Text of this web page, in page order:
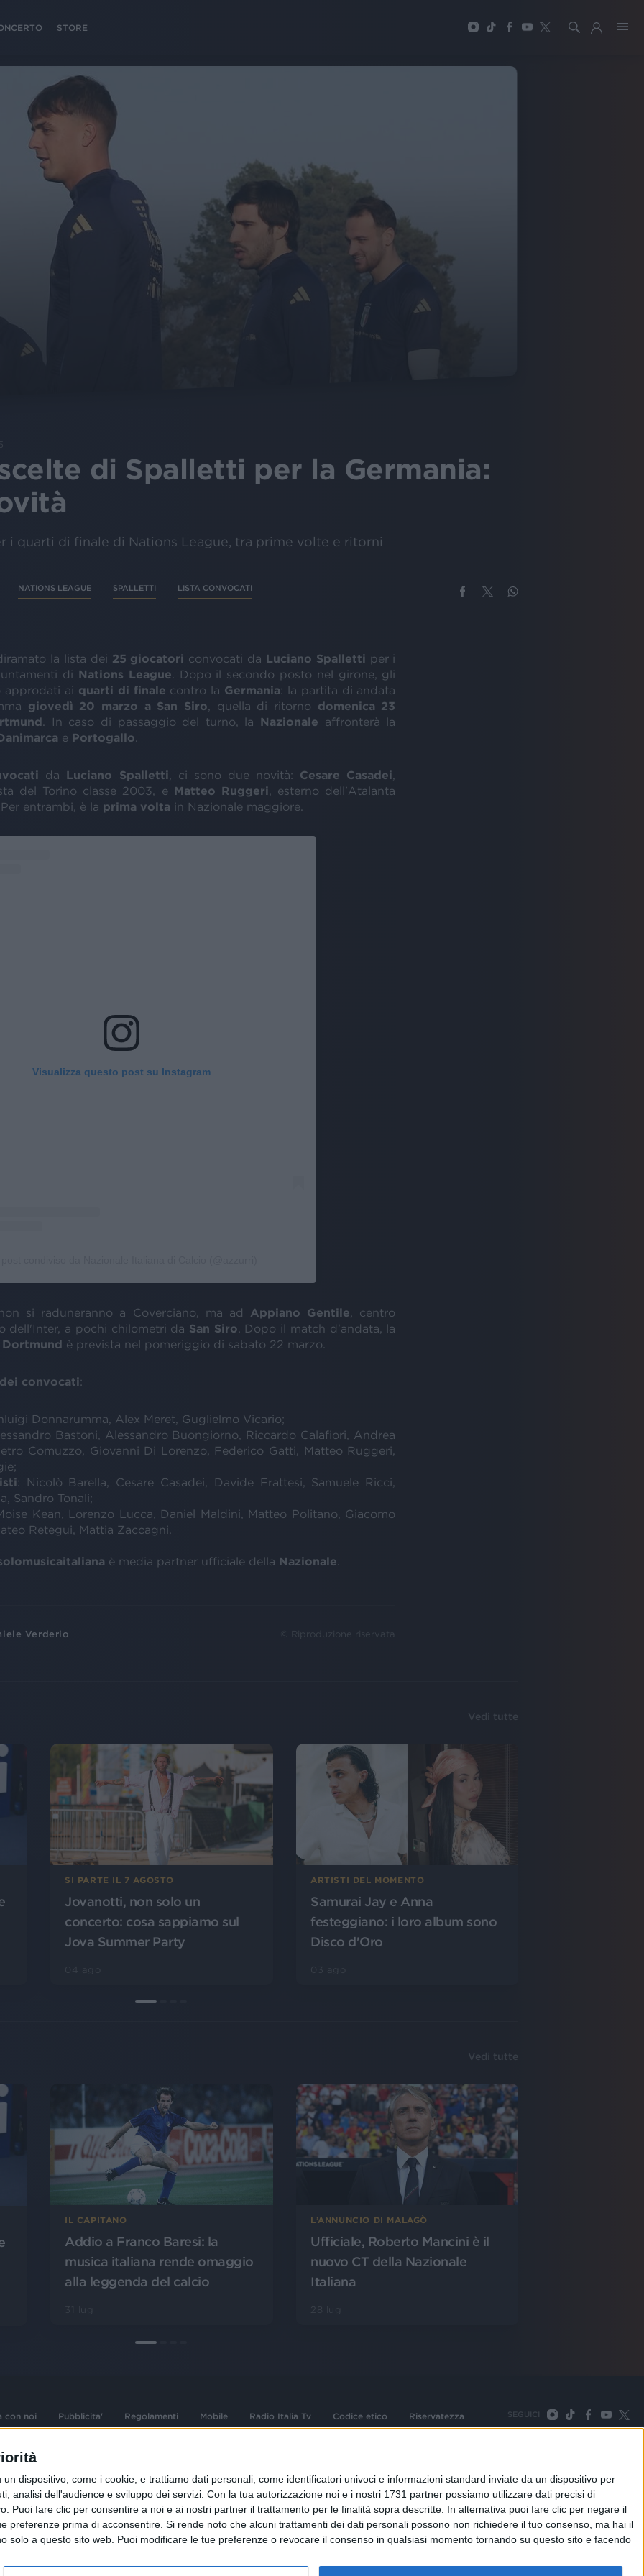
dispositivo, come i cookie, e trattiamo dati personali, come identificatori univoci e informazioni standard inviate da un dispositivo per
analisi dell'audience e sviluppo dei servizi. Con la tua autorizzazione noi e i nostri 1731 partner possiamo utilizzare dati precisi di
Puoi fare clic per consentire a noi e ai nostri partner il trattamento per le finalità sopra descritte. In alternativa puoi fare clic per negare il
preferenze prima di acconsentire. Si rende noto che alcuni trattamenti dei dati personali possono non richiedere il tuo consenso, ma hai il
a questo sito web. Puoi modificare le tue preferenze o revocare il consenso in qualsiasi momento tornando su questo sito e facendo
STORE
di Spalletti per la Germania:
i quarti di finale di Nations League, tra prime volte e ritorni
NATIONS LEAGUE SPALLETTI LISTA CONVOCATI
la lista dei 25 giocatori convocati da Luciano Spalletti per i
di Nations League . Dopo il secondo posto nel girone, gli
ai quarti di finale contro la Germania: la partita di andata
giovedì 20 marzo a San Siro , quella di ritorno domenica 23
. In caso di passaggio del turno, la Nazionale affronterà la
e Portogallo
da Luciano Spalletti , ci sono due novità: Cesare Casadei
del Torino classe 2003, e Matteo Ruggeri , esterno dell'Atalanta
entrambi, è la prima volta in Nazionale maggiore.
Visualizza questo post su Instagram
si raduneranno a Coverciano, ma ad Appiano Gentile , centro
dell'Inter, a pochi chilometri da San Siro . Dopo il match d'andata, la
Dortmund è prevista nel pomeriggio di sabato 22 marzo.
convocati:
Donnarumma, Alex Meret, Guglielmo Vicario;
Bastoni, Alessandro Buongiorno, Riccardo Calafiori, Andrea
Comuzzo, Giovanni Di Lorenzo, Federico Gatti, Matteo Ruggeri,
: Nicolò Barella, Cesare Casadei, Davide Frattesi, Samuele Ricci,
Sandro Tonali;
Kean, Lorenzo Lucca, Daniel Maldini, Matteo Politano, Giacomo
Retegui, Mattia Zaccagni.
è media partner ufficiale della Nazionale
Verderio © Riproduzione riservata
Vedi tutte
SI PARTE IL 7 AGOSTO
Jovanotti, non solo un
concerto: cosa sappiamo sul
Jova Summer Party
ARTISTI DEL MOMENTO
Samurai Jay e Anna
festeggiano: i loro album sono
Disco d'Oro
Vedi tutte
IL CAPITANO
Addio a Franco Baresi: la
musica italiana rende omaggio
alla leggenda del calcio
L’ANNUNCIO DI MALAGÒ
Ufficiale, Roberto Mancini è il
nuovo CT della Nazionale
Italiana
con noi Pubblicita' Regolamenti Mobile Radio Italia Tv Codice etico Riservatezza SEGUICI
d'autore e dei diritti
e n° iscrizione
n°286 - 3 Aprile
02 25444220
Sede Legale: Via Savona 97, 20144 Milano